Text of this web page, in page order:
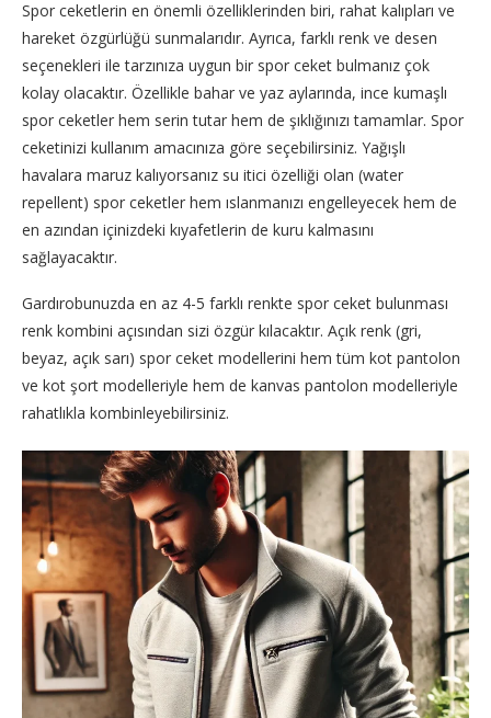
Spor ceketlerin en önemli özelliklerinden biri, rahat kalıpları ve
hareket özgürlüğü sunmalarıdır. Ayrıca, farklı renk ve desen
seçenekleri ile tarzınıza uygun bir spor ceket bulmanız çok
kolay olacaktır. Özellikle bahar ve yaz aylarında, ince kumaşlı
spor ceketler hem serin tutar hem de şıklığınızı tamamlar. Spor
ceketinizi kullanım amacınıza göre seçebilirsiniz. Yağışlı
havalara maruz kalıyorsanız su itici özelliği olan (water
repellent) spor ceketler hem ıslanmanızı engelleyecek hem de
en azından içinizdeki kıyafetlerin de kuru kalmasını
sağlayacaktır.
Gardırobunuzda en az 4-5 farklı renkte spor ceket bulunması
renk kombini açısından sizi özgür kılacaktır. Açık renk (gri,
beyaz, açık sarı) spor ceket modellerini hem tüm kot pantolon
ve kot şort modelleriyle hem de kanvas pantolon modelleriyle
rahatlıkla kombinleyebilirsiniz.